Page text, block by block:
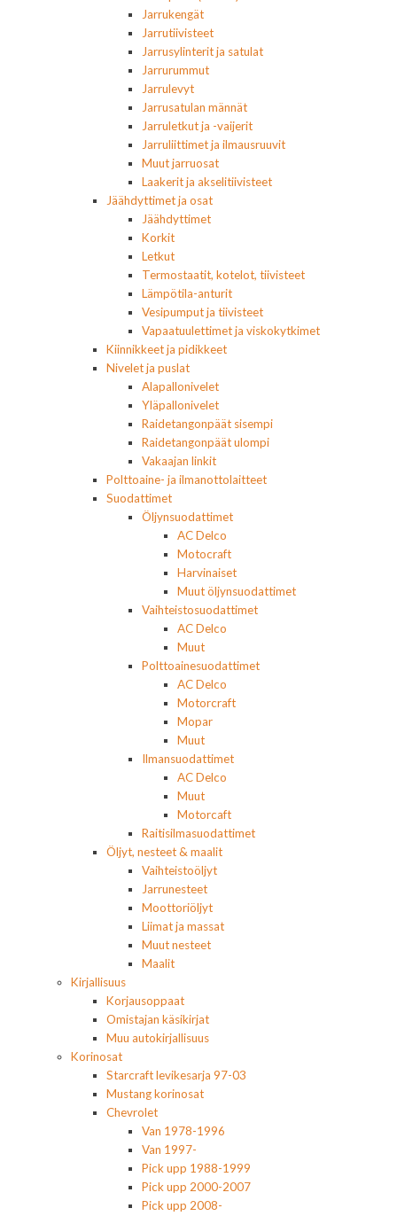
Jarrukengät
Jarrutiivisteet
Jarrusylinterit ja satulat
Jarrurummut
Jarrulevyt
Jarrusatulan männät
Jarruletkut ja -vaijerit
Jarruliittimet ja ilmausruuvit
Muut jarruosat
Laakerit ja akselitiivisteet
Jäähdyttimet ja osat
Jäähdyttimet
Korkit
Letkut
Termostaatit, kotelot, tiivisteet
Lämpötila-anturit
Vesipumput ja tiivisteet
Vapaatuulettimet ja viskokytkimet
Kiinnikkeet ja pidikkeet
Nivelet ja puslat
Alapallonivelet
Yläpallonivelet
Raidetangonpäät sisempi
Raidetangonpäät ulompi
Vakaajan linkit
Polttoaine- ja ilmanottolaitteet
Suodattimet
Öljynsuodattimet
AC Delco
Motocraft
Harvinaiset
Muut öljynsuodattimet
Vaihteistosuodattimet
AC Delco
Muut
Polttoainesuodattimet
AC Delco
Motorcraft
Mopar
Muut
Ilmansuodattimet
AC Delco
Muut
Motorcaft
Raitisilmasuodattimet
Öljyt, nesteet & maalit
Vaihteistoöljyt
Jarrunesteet
Moottoriöljyt
Liimat ja massat
Muut nesteet
Maalit
Kirjallisuus
Korjausoppaat
Omistajan käsikirjat
Muu autokirjallisuus
Korinosat
Starcraft levikesarja 97-03
Mustang korinosat
Chevrolet
Van 1978-1996
Van 1997-
Pick upp 1988-1999
Pick upp 2000-2007
Pick upp 2008-